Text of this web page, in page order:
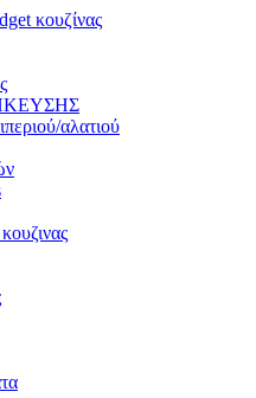
κουζίνας
αλατιού